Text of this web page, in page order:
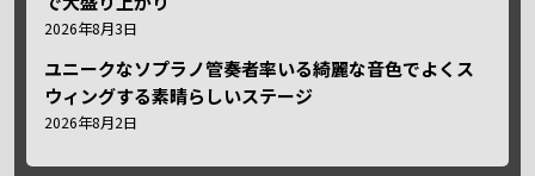
2026年8月3日
ユニークなソプラノ管奏者率いる綺麗な音色でよくス
ウィングする素晴らしいステージ
2026年8月2日